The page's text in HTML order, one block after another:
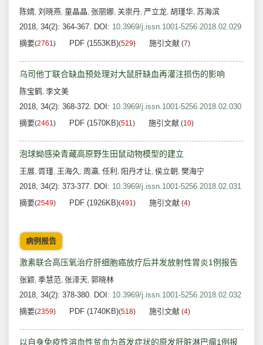
陈婧, 刘晓燕, 童晶晶, 张丽娜, 关崇丹, 严立龙, 胡瑾华, 苏海滨
2018, 34(2): 364-367. DOI: 10.3969/j.issn.1001-5256.2018.02.029
摘要(2761) PDF (1553KB)(529) 施引文献 (7)
乌司他丁联合缺血预处理对大鼠肝缺血再灌注损伤的影响
陈宝鹤, 李文美
2018, 34(2): 368-372. DOI: 10.3969/j.issn.1001-5256.2018.02.030
摘要(2461) PDF (1570KB)(511) 施引文献 (10)
泡球蚴感染青藏高原野生田鼠动物模型的建立
王展, 胥瑾, 王海久 , 周瀛, 任利 , 阳丹才让, 侯立朝 , 樊海宁
2018, 34(2): 373-377. DOI: 10.3969/j.issn.1001-5256.2018.02.031
摘要(2549) PDF (1926KB)(491) 施引文献 (4)
病例报告
激素联合高压氧治疗肝细胞癌放疗后并发放射性胃炎1例报告
张颖, 季慧范, 张泽天, 郭晓林
2018, 34(2): 378-380. DOI: 10.3969/j.issn.1001-5256.2018.02.032
摘要(2359) PDF (1740KB)(518) 施引文献 (4)
以自身免疫性溶血性贫血为首发症状的原发肝脏淋巴瘤1例报